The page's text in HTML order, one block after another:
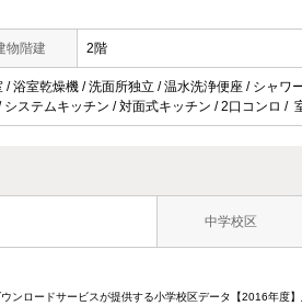
物階建 2階
浴室乾燥機 / 洗面所独立 / 温水洗浄便座 / シャ
ステムキッチン / 対面式キッチン / 2口コンロ /
中学校区
ンロードサービスが提供する小学校区データ【2016年度